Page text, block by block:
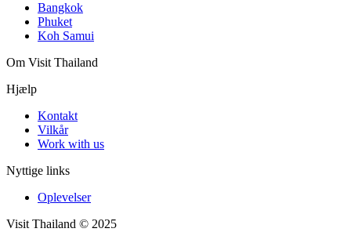
Bangkok
Phuket
Koh Samui
Om Visit Thailand
Hjælp
Kontakt
Vilkår
Work with us
Nyttige links
Oplevelser
Visit Thailand © 2025